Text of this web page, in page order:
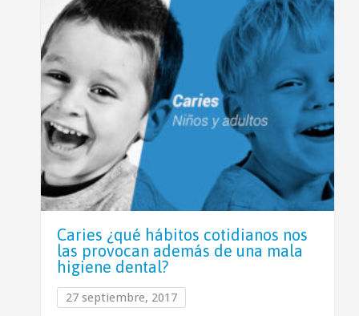
Caries ¿qué hábitos cotidianos nos
las provocan además de una mala
higiene dental?
27 septiembre, 2017